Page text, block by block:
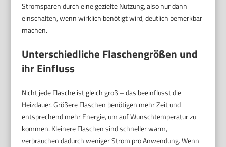
Stromsparen durch eine gezielte Nutzung, also nur dann
einschalten, wenn wirklich benötigt wird, deutlich bemerkbar
machen.
Unterschiedliche Flaschengrößen und
ihr Einfluss
Nicht jede Flasche ist gleich groß – das beeinflusst die
Heizdauer. Größere Flaschen benötigen mehr Zeit und
entsprechend mehr Energie, um auf Wunschtemperatur zu
kommen. Kleinere Flaschen sind schneller warm,
verbrauchen dadurch weniger Strom pro Anwendung. Wenn